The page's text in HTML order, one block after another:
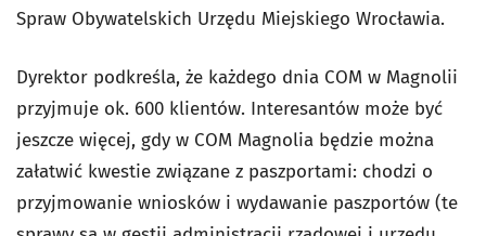
Spraw Obywatelskich Urzędu Miejskiego Wrocławia.
Dyrektor podkreśla, że każdego dnia COM w Magnolii
przyjmuje ok. 600 klientów. Interesantów może być
jeszcze więcej, gdy w COM Magnolia będzie można
załatwić kwestie związane z paszportami: chodzi o
przyjmowanie wniosków i wydawanie paszportów (te